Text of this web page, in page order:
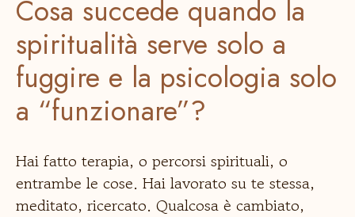
Cosa succede quando la
spiritualità serve solo a
fuggire e la psicologia solo
a “funzionare”?
Hai fatto terapia, o percorsi spirituali, o
entrambe le cose. Hai lavorato su te stessa,
meditato, ricercato. Qualcosa è cambiato,